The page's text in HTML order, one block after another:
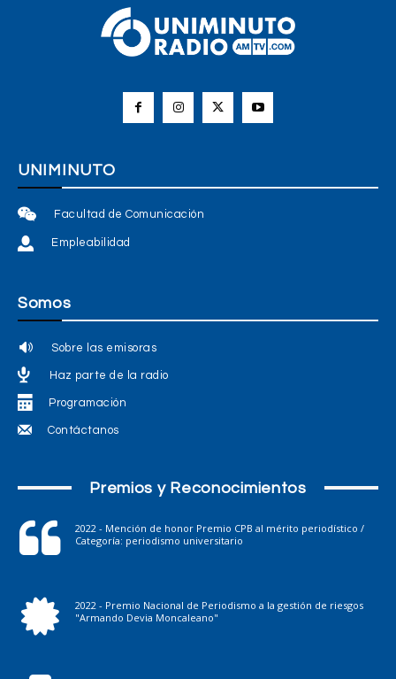
UNIMINUTO
Facultad de Comunicación
Empleabilidad
Somos
Sobre las emisoras
Haz parte de la radio
Programación
Contáctanos
Premios y Reconocimientos
2022 - Mención de honor Premio CPB al mérito periodístico /
Categoría: periodismo universitario
2022 - Premio Nacional de Periodismo a la gestión de riesgos
"Armando Devia Moncaleano"